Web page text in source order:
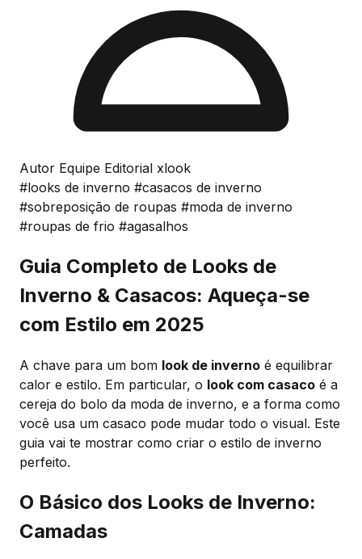
Autor Equipe Editorial xlook
#looks de inverno #casacos de inverno
#sobreposição de roupas #moda de inverno
#roupas de frio #agasalhos
Guia Completo de Looks de
Inverno & Casacos: Aqueça-se
com Estilo em 2025
A chave para um bom look de inverno é equilibrar
calor e estilo. Em particular, o look com casaco é a
cereja do bolo da moda de inverno, e a forma como
você usa um casaco pode mudar todo o visual. Este
guia vai te mostrar como criar o estilo de inverno
perfeito.
O Básico dos Looks de Inverno:
Camadas